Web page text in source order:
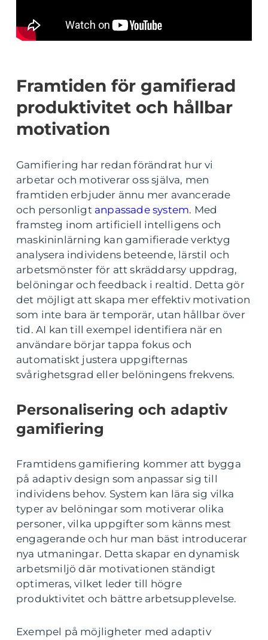
Framtiden för gamifierad
produktivitet och hållbar
motivation
Gamifiering har redan förändrat hur vi
arbetar och motiverar oss själva, men
framtiden erbjuder ännu mer avancerade
och personligt anpassade system. Med
framsteg inom artificiell intelligens och
maskininlärning kan gamifierade verktyg
analysera individens beteende, lärstil och
arbetsmönster för att skräddarsy uppdrag,
belöningar och feedback i realtid. Detta gör
det möjligt att skapa mer effektiv motivation
som inte bara är temporär, utan hållbar över
tid. AI kan till exempel identifiera när en
användare börjar tappa fokus och
automatiskt justera uppgifternas
svårighetsgrad eller belöningens frekvens.
Personalisering och adaptiv
gamifiering
Framtidens gamifiering kommer att bygga
på adaptiv design som anpassar sig till
individens behov. System kan lära sig vilka
typer av belöningar som motiverar olika
personer, vilka uppgifter som känns mest
engagerande och hur man bäst introducerar
nya utmaningar. Detta skapar en dynamisk
arbetsmiljö där motivationen ständigt
optimeras, vilket leder till högre
produktivitet och bättre arbetsupplevelse.
Exempel på möjligheter med adaptiv